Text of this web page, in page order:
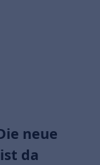
neue
da